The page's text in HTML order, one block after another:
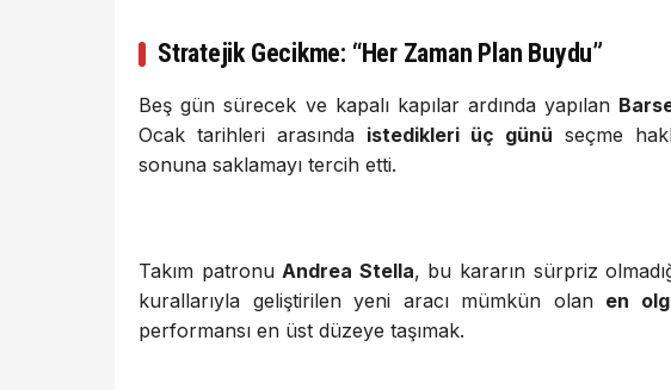
Stratejik Gecikme: “Her Zaman Plan Buydu”
Beş gün sürecek ve kapalı kapılar ardında yapılan
Ocak tarihleri arasında istedikleri üç günü seçme
sonuna saklamayı tercih etti.
Takım patronu Andrea Stella, bu kararın sürpriz
kurallarıyla geliştirilen yeni aracı mümkün olan en
performansı en üst düzeye taşımak.